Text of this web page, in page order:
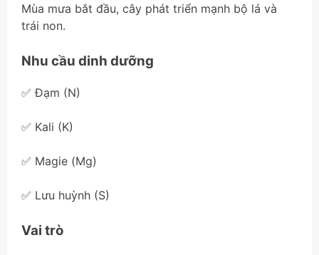
Mùa mưa bắt đầu, cây phát triển mạnh bộ lá và
trái non.
Nhu cầu dinh dưỡng
✅ Đạm (N)
✅ Kali (K)
✅ Magie (Mg)
✅ Lưu huỳnh (S)
Vai trò